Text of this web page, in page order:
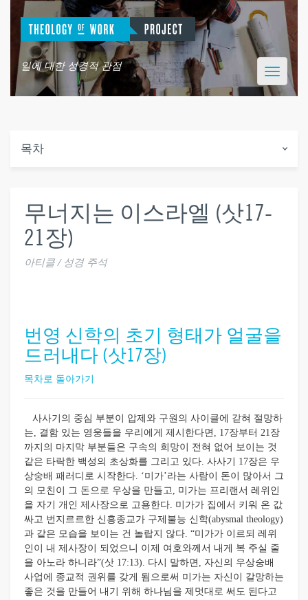
일에 대한 성경적 관점
Toggle
목차
무너지는 이스라엘 (삿17-
21장)
아티클 / 성경 주석
번영 신학의 초기 형태가 얼굴을
드러내다 (삿17장)
목차로 돌아가기
사사기의 중심 부분이 압제와 구원의 사이클에 갇혀 절망하
는, 결함 있는 영웅들을 우리에게 제시한다면, 17장부터 21장
까지의 마지막 부분들은 구속의 희망이 전혀 없어 보이는 것
같은 타락한 백성의 초상화를 그리고 있다. 사사기 17장은 우
상숭배 패러디로 시작한다. ‘미가’라는 사람이 돈이 많아서 그
의 모친이 그 돈으로 우상을 만들고, 미가는 프리랜서 레위인
을 자기 개인 제사장으로 고용한다. 미가가 집에서 키워 온 값
싸고 번지르르한 신흥종교가 구제불능 신학(abysmal theology)
과 같은 모습을 보이는 건 놀랍지 않다. “미가가 이르되 레위
인이 내 제사장이 되었으니 이제 여호와께서 내게 복 주실 줄
을 아노라 하니라”(삿 17:13). 다시 말하면, 자신의 우상숭배
사업에 종교적 권위를 갖게 됨으로써 미가는 자신이 갈망하는
좋은 것을 만들어 내기 위해 하나님을 제멋대로 써도 된다고